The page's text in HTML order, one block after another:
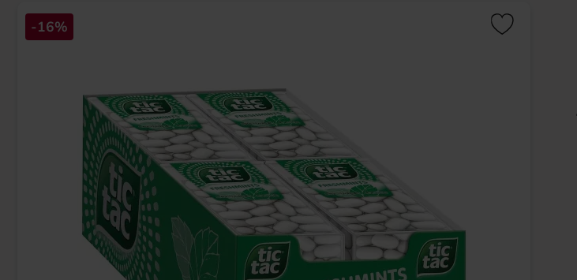
Heading
-16%